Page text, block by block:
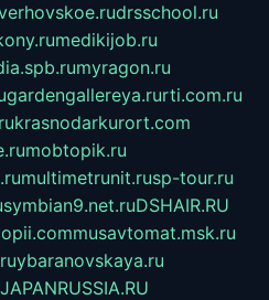
drsschool.ru
medikijob.ru
myragon.ru
gardengallereya.rurti.com.ru
krasnodarkurort.com
mobtopik.ru
multimetrunit.rusp-tour.ru
symbian9.net.ruDSHAIR.RU
musavtomat.msk.ru
ybaranovskaya.ru
JAPANRUSSIA.RU